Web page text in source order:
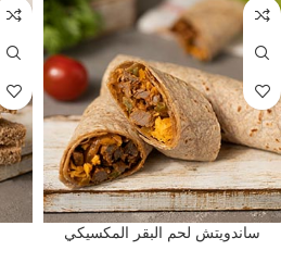
ساندويتش لحم البقر المكسيكي